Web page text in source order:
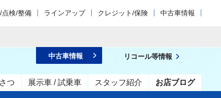
点検/整備 ラインアップ クレジット/保険 中古車情報
つ 展示車 / 試乗車 スタッフ紹介 お店ブログ
中古車情報 リコール等情報